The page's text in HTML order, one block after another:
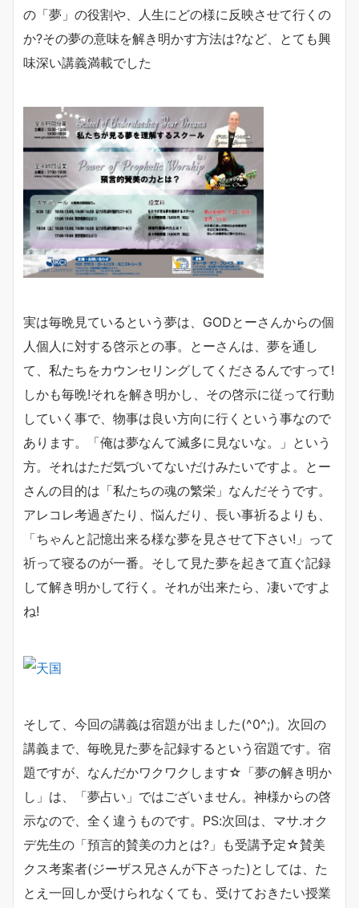
の「夢」の役割や、人生にどの様に反映させて行くの
か?その夢の意味を解き明かす方法は?など、とても興
味深い講義満載でした
実は毎晩見ているという夢は、GODとーさんからの個
人個人に対する啓示との事。とーさんは、夢を通し
て、私たちをカウンセリングしてくださるんですって!
しかも毎晩!それを解き明かし、その啓示に従って行動
していく事で、物事は良い方向に行くという事なので
あります。「俺は夢なんて滅多に見ないな。」という
方。それはただ気づいてないだけみたいですよ。とー
さんの目的は「私たちの魂の繁栄」なんだそうです。
アレコレ考過ぎたり、悩んだり、長い事祈るよりも、
「ちゃんと記憶出来る様な夢を見させて下さい!」って
祈って寝るのが一番。そして見た夢を起きて直ぐ記録
して解き明かして行く。それが出来たら、凄いですよ
ね!
そして、今回の講義は宿題が出ました(^0^;)。次回の
講義まで、毎晩見た夢を記録するという宿題です。宿
題ですが、なんだかワクワクします☆「夢の解き明か
し」は、「夢占い」ではございません。神様からの啓
示なので、全く違うものです。PS:次回は、マサ.オク
デ先生の「預言的賛美の力とは?」も受講予定☆賛美
クス考案者(ジーザス兄さんが下さった)としては、た
とえ一回しか受けられなくても、受けておきたい授業